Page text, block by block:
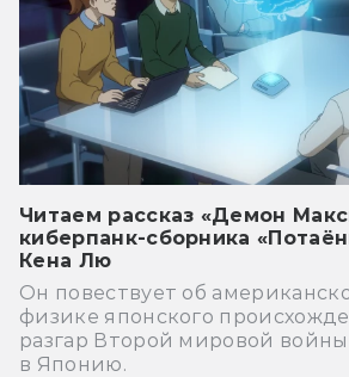
Читаем рассказ «Демон
киберпанк-сборника
Кена Лю
Он повествует об
физике японского
разгар Второй мировой
в Японию.